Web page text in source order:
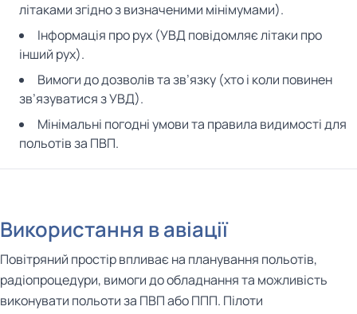
літаками згідно з визначеними мінімумами).
Інформація про рух (УВД повідомляє літаки про
інший рух).
Вимоги до дозволів та зв’язку (хто і коли повинен
зв’язуватися з УВД).
Мінімальні погодні умови та правила видимості для
польотів за ПВП.
Використання в авіації
Повітряний простір впливає на планування польотів,
радіопроцедури, вимоги до обладнання та можливість
виконувати польоти за ПВП або ППП. Пілоти